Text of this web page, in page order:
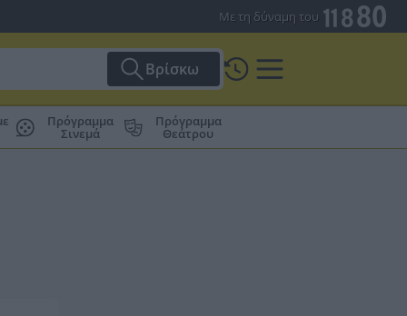
Με τη δύναμη του
Βρίσκω
Πρόγραμμα
Σινεμά
Πρόγραμμα
Θεάτρου